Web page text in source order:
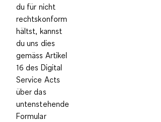
du für nicht
rechtskonform
hältst, kannst
du uns dies
gemäss Artikel
16 des Digital
Service Acts
über das
untenstehende
Formular